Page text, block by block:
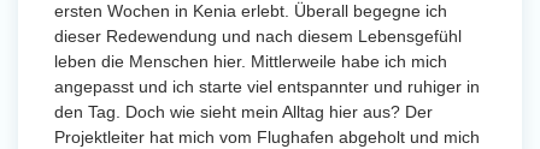
ersten Wochen in Kenia erlebt. Überall begegne ich
dieser Redewendung und nach diesem Lebensgefühl
leben die Menschen hier. Mittlerweile habe ich mich
angepasst und ich starte viel entspannter und ruhiger in
den Tag. Doch wie sieht mein Alltag hier aus? Der
Projektleiter hat mich vom Flughafen abgeholt und mich